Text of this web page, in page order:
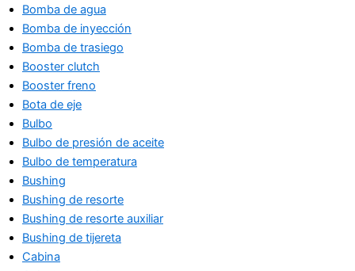
Bomba de agua
Bomba de inyección
Bomba de trasiego
Booster clutch
Booster freno
Bota de eje
Bulbo
Bulbo de presión de aceite
Bulbo de temperatura
Bushing
Bushing de resorte
Bushing de resorte auxiliar
Bushing de tijereta
Cabina